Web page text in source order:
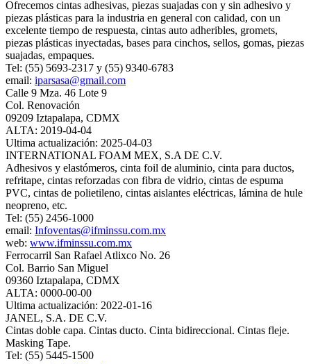
Ofrecemos cintas adhesivas, piezas suajadas con y sin adhesivo y
piezas plásticas para la industria en general con calidad, con un
excelente tiempo de respuesta, cintas auto adheribles, gromets,
piezas plásticas inyectadas, bases para cinchos, sellos, gomas, piezas
suajadas, empaques.
Tel: (55) 5693-2317 y (55) 9340-6783
email: iparsasa@gmail.com
Calle 9 Mza. 46 Lote 9
Col. Renovación
09209 Iztapalapa, CDMX
ALTA: 2019-04-04
Ultima actualización: 2025-04-03
INTERNATIONAL FOAM MEX, S.A DE C.V.
Adhesivos y elastómeros, cinta foil de aluminio, cinta para ductos,
refritape, cintas reforzadas con fibra de vidrio, cintas de espuma
PVC, cintas de polietileno, cintas aislantes eléctricas, lámina de hule
neopreno, etc.
Tel: (55) 2456-1000
email: Infoventas@ifminssu.com.mx
web: www.ifminssu.com.mx
Ferrocarril San Rafael Atlixco No. 26
Col. Barrio San Miguel
09360 Iztapalapa, CDMX
ALTA: 0000-00-00
Ultima actualización: 2022-01-16
JANEL, S.A. DE C.V.
Cintas doble capa. Cintas ducto. Cinta bidireccional. Cintas fleje.
Masking Tape.
Tel: (55) 5445-1500